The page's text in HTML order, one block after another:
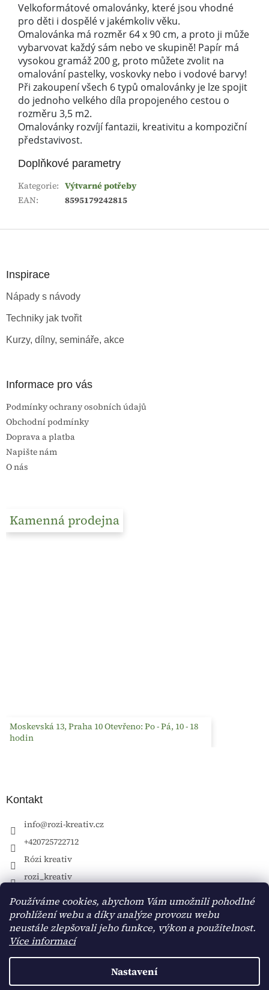
Používáme cookies, abychom Vám umožnili pohodlné
prohlížení webu a díky analýze provozu webu
neustále zlepšovali jeho funkce, výkon a použitelnost.
Více informací
Nastavení
Velkoformátové omalovánky, které jsou vhodné
pro děti i dospělé v jakémkoliv věku.
Omalovánka má rozměr 64 x 90 cm, a proto ji může
vybarvovat každý sám nebo ve skupině! Papír má
vysokou gramáž 200 g, proto můžete zvolit na
omalování pastelky, voskovky nebo i vodové barvy!
Při zakoupení všech 6 typů omalovánky je lze spojit
do jednoho velkého díla propojeného cestou o
rozměru 3,5 m2.
Omalovánky rozvíjí fantazii, kreativitu a kompoziční
představivost.
Doplňkové parametry
Kategorie: Výtvarné potřeby
EAN: 8595179242815
Inspirace
Nápady s návody
Techniky jak tvořit
Kurzy, dílny, semináře, akce
Informace pro vás
Podmínky ochrany osobních údajů
Obchodní podmínky
Doprava a platba
Napište nám
O nás
Kamenná prodejna
Moskevská 13, Praha 10 Otevřeno: Po - Pá, 10 - 18
hodin
Kontakt
info@rozi-kreativ.cz
+420725722712
Rózi kreativ
rozi_kreativ
Vytvořil Shoptet